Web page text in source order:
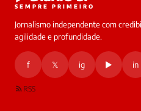
SEMPRE PRIMEIRO
Jornalismo independente com
agilidade e profundidade.
f 𝕏 ig ▶ in
RSS